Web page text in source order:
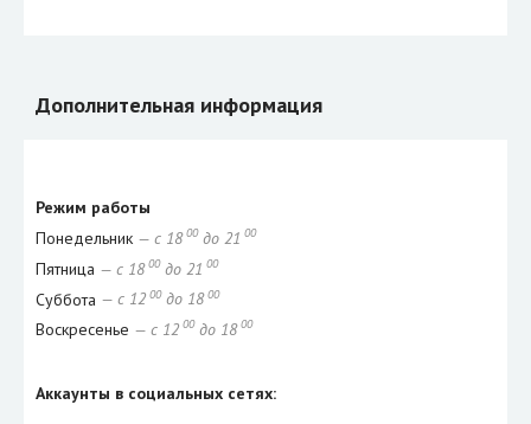
Дополнительная информация
Режим работы
Понедельник — с 18 00до 21 00
Пятница — с 18 00до 21 00
Суббота — с 12 00до 18 00
Воскресенье — с 12 00до 18 00
Аккаунты в социальных сетях: